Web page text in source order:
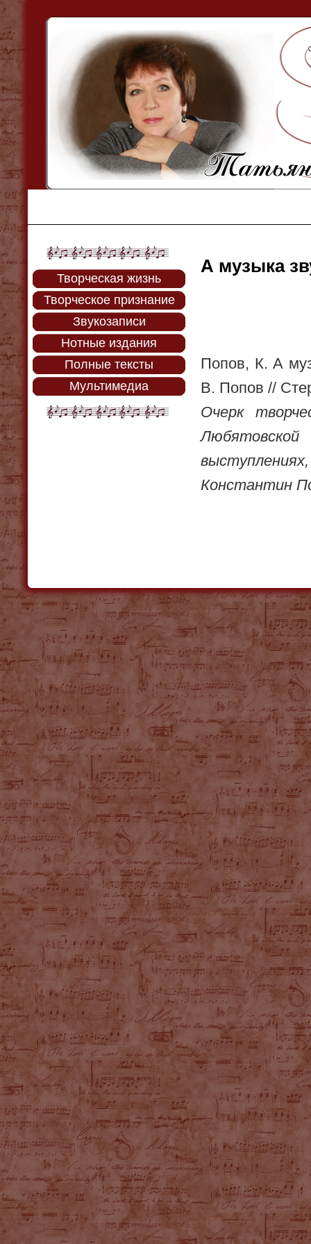
Творческая жизнь
Творческое признание
Звукозаписи
Нотные издания
Полные тексты
Мультимедиа
А музыка
Попов, К. А
В. Попов //
Очерк
Константин